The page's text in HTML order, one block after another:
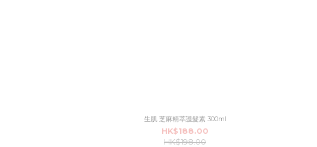
生肌 芝麻精萃護髮素 300ml
HK$188.00
HK$198.00